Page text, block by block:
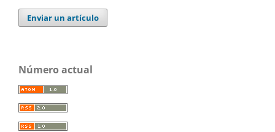
Enviar un artículo
Número actual